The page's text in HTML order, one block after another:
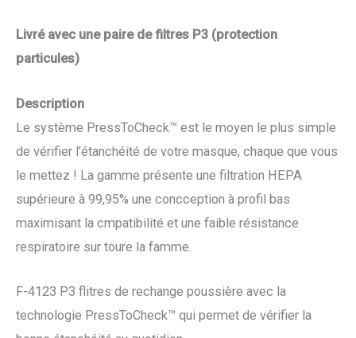
Livré avec une paire de filtres P3 (protection
particules)
Description
Le système PressToCheck™ est le moyen le plus simple
de vérifier l’étanchéité de votre masque, chaque que vous
le mettez ! La gamme présente une filtration HEPA
supérieure à 99,95% une concception à profil bas
maximisant la cmpatibilité et une faible résistance
respiratoire sur toure la famme.
F-4123 P3 flitres de rechange poussière avec la
technologie PressToCheck™ qui permet de vérifier la